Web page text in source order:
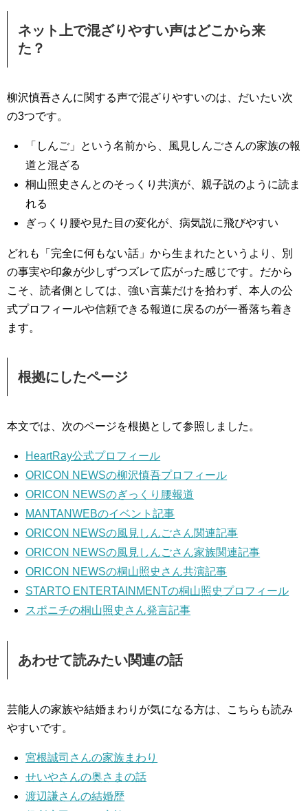
ネット上で混ざりやすい声はどこから来
た？
柳沢慎吾さんに関する声で混ざりやすいのは、だいたい次
の3つです。
「しんご」という名前から、風見しんごさんの家族の報
道と混ざる
桐山照史さんとのそっくり共演が、親子説のように読ま
れる
ぎっくり腰や見た目の変化が、病気説に飛びやすい
どれも「完全に何もない話」から生まれたというより、別
の事実や印象が少しずつズレて広がった感じです。だから
こそ、読者側としては、強い言葉だけを拾わず、本人の公
式プロフィールや信頼できる報道に戻るのが一番落ち着き
ます。
根拠にしたページ
本文では、次のページを根拠として参照しました。
HeartRay公式プロフィール
ORICON NEWSの柳沢慎吾プロフィール
ORICON NEWSのぎっくり腰報道
MANTANWEBのイベント記事
ORICON NEWSの風見しんごさん関連記事
ORICON NEWSの風見しんごさん家族関連記事
ORICON NEWSの桐山照史さん共演記事
STARTO ENTERTAINMENTの桐山照史プロフィール
スポニチの桐山照史さん発言記事
あわせて読みたい関連の話
芸能人の家族や結婚まわりが気になる方は、こちらも読み
やすいです。
宮根誠司さんの家族まわり
せいやさんの奥さまの話
渡辺謙さんの結婚歴